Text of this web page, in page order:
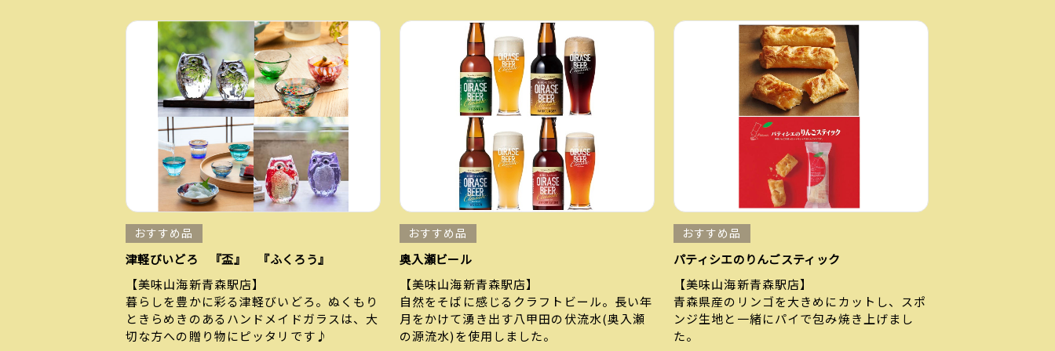
おすすめ品
津軽びいどろ 『盃』 『ふくろう』
【美味山海新青森駅店】
暮らしを豊かに彩る津軽びいどろ。ぬくもり
ときらめきのあるハンドメイドガラスは、大
切な方への贈り物にピッタリです♪
おすすめ品
奥入瀬ビール
【美味山海新青森駅店】
自然をそばに感じるクラフトビール。長い年
月をかけて湧き出す八甲田の伏流水(奥入瀬
の源流水)を使用しました。
おすすめ品
パティシエのりんごスティック
【美味山海新青森駅店】
青森県産のリンゴを大きめにカットし、スポ
ンジ生地と一緒にパイで包み焼き上げまし
た。